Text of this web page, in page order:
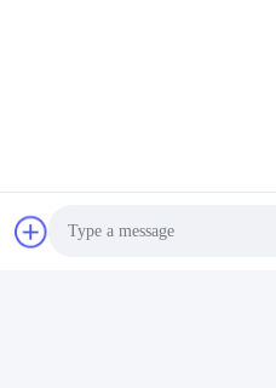
E-mail